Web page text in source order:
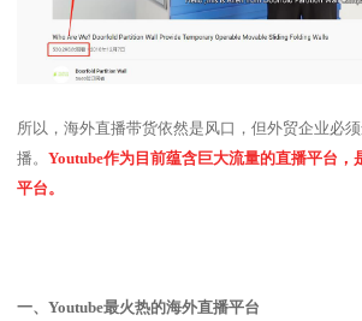
所以，海外直播带货依然是风口，但外贸企业必
播。 Youtube作为目前蕴含巨大流量的直播平台，
平台。
一、 Youtube最火热的海外直播平台